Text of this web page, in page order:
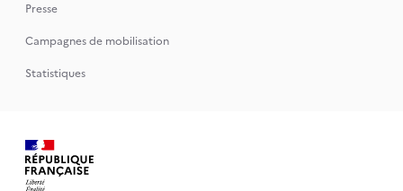
Presse
Campagnes de mobilisation
Statistiques